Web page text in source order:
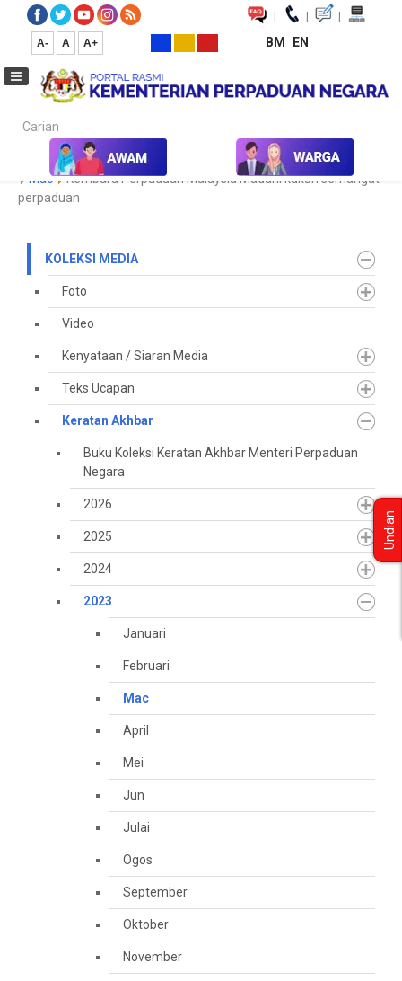
| | |
A- A A+ BM EN
Carian...
Laman Utama Media Koleksi Media Keratan Akhbar
Mac
Kembara Perpaduan Malaysia Madani kukuh semangat
perpaduan
KOLEKSI MEDIA
Foto
Video
Kenyataan / Siaran Media
Teks Ucapan
Keratan Akhbar
Buku Koleksi Keratan Akhbar Menteri Perpaduan
Negara
2026
2025
2024
2023
Januari
Februari
Mac
April
Mei
Jun
Julai
Ogos
September
Oktober
November
Undian